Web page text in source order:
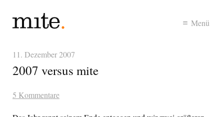
Menü
11. Dezember 2007
2007 versus mite
5 Kommentare